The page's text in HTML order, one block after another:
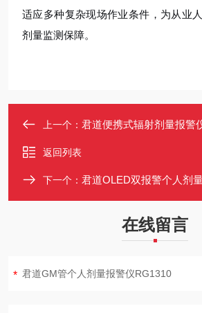
适应多种复杂现场作业条件，为从业
剂量监测保障。
上一个： 君道便携式辐射剂量报警
返回列表
下一个： 君道OLED双报警个人剂
在线留言